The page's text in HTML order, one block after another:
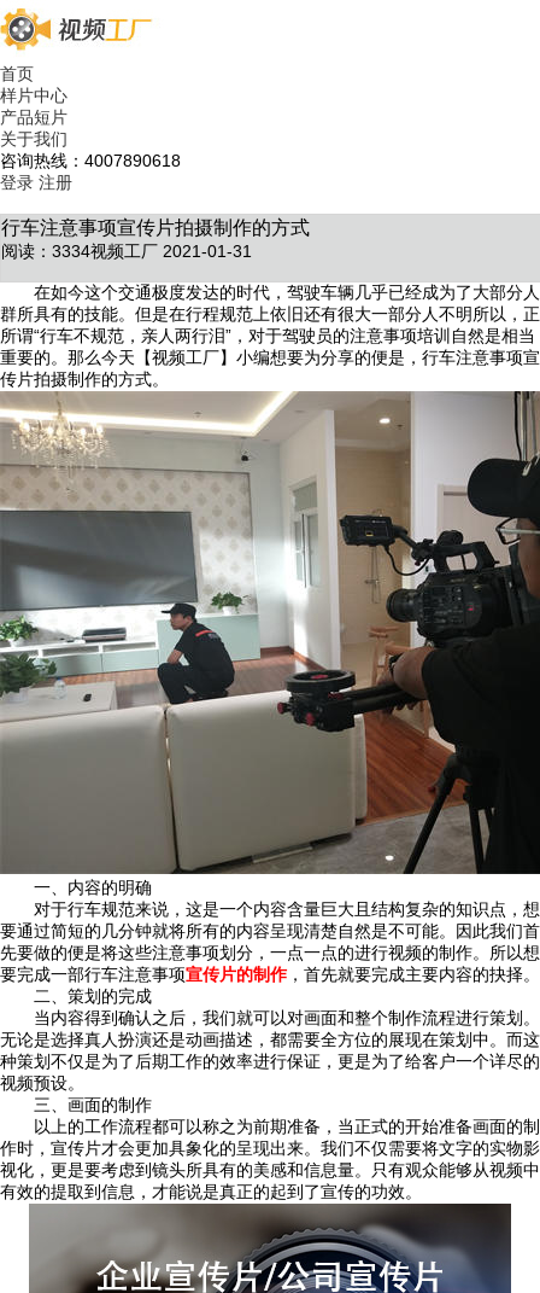
首页
样片中心
产品短片
关于我们
咨询热线：4007890618
登录 注册
行车注意事项宣传片拍摄制作的方式
阅读：3334视频工厂 2021-01-31
在如今这个交通极度发达的时代，驾驶车辆几乎已经成为了大部分人
群所具有的技能。但是在行程规范上依旧还有很大一部分人不明所以，正
所谓“行车不规范，亲人两行泪”，对于驾驶员的注意事项培训自然是相当
重要的。那么今天【视频工厂】小编想要为分享的便是，行车注意事项宣
传片拍摄制作的方式。
一、内容的明确
对于行车规范来说，这是一个内容含量巨大且结构复杂的知识点，想
要通过简短的几分钟就将所有的内容呈现清楚自然是不可能。因此我们首
先要做的便是将这些注意事项划分，一点一点的进行视频的制作。所以想
要完成一部行车注意事项宣传片的制作，首先就要完成主要内容的抉择。
二、策划的完成
当内容得到确认之后，我们就可以对画面和整个制作流程进行策划。
无论是选择真人扮演还是动画描述，都需要全方位的展现在策划中。而这
种策划不仅是为了后期工作的效率进行保证，更是为了给客户一个详尽的
视频预设。
三、画面的制作
以上的工作流程都可以称之为前期准备，当正式的开始准备画面的制
作时，宣传片才会更加具象化的呈现出来。我们不仅需要将文字的实物影
视化，更是要考虑到镜头所具有的美感和信息量。只有观众能够从视频中
有效的提取到信息，才能说是真正的起到了宣传的功效。